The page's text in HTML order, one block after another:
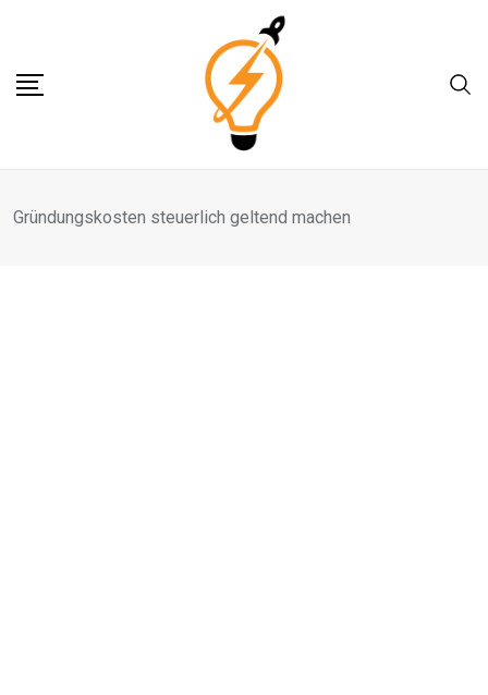
content
Gründungskosten steuerlich geltend machen